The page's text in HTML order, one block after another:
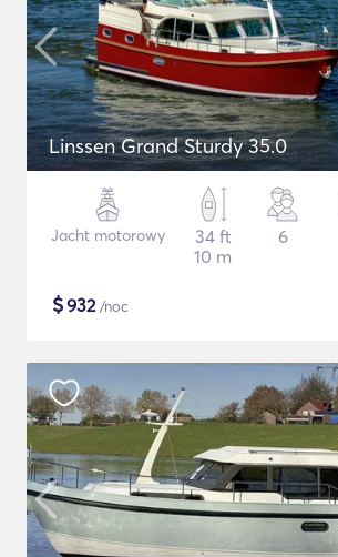
Linssen Grand Sturdy 35.0
Jacht motorowy
34 ft
10 m
6
$932/noc